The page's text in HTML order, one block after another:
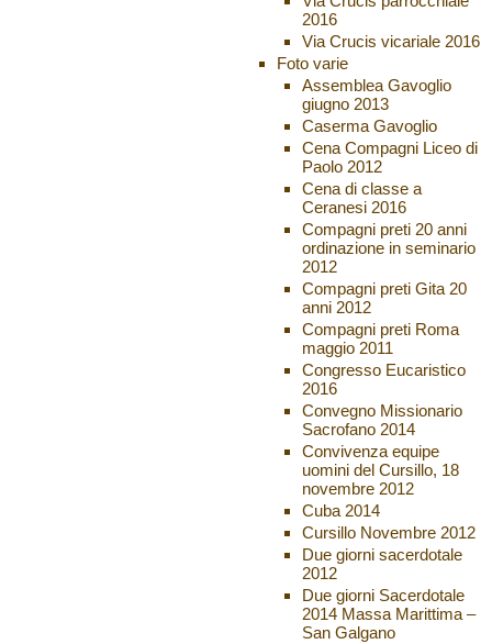
2016
Via Crucis vicariale 2016
Foto varie
Assemblea Gavoglio
giugno 2013
Caserma Gavoglio
Cena Compagni Liceo di
Paolo 2012
Cena di classe a
Ceranesi 2016
Compagni preti 20 anni
ordinazione in seminario
2012
Compagni preti Gita 20
anni 2012
Compagni preti Roma
maggio 2011
Congresso Eucaristico
2016
Convegno Missionario
Sacrofano 2014
Convivenza equipe
uomini del Cursillo, 18
novembre 2012
Cuba 2014
Cursillo Novembre 2012
Due giorni sacerdotale
2012
Due giorni Sacerdotale
2014 Massa Marittima –
San Galgano